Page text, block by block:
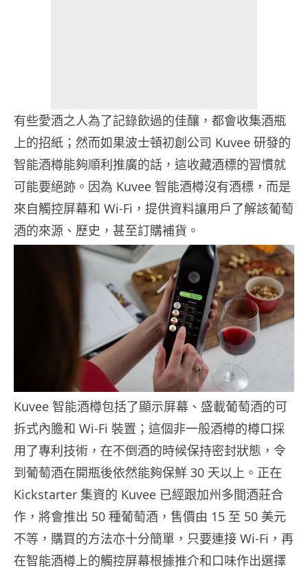
有些愛酒之人為了記錄飲過的佳釀，都會收集酒瓶
上的招紙；然而如果波士頓初創公司 Kuvee 研發的
智能酒樽能夠順利推廣的話，這收藏酒標的習慣就
可能要絕跡。因為 Kuvee 智能酒樽沒有酒標，而是
來自觸控屏幕和 Wi-Fi，提供資料讓用戶了解該葡萄
酒的來源、歷史，甚至訂購補貨。
Kuvee 智能酒樽包括了顯示屏幕、盛載葡萄酒的可
拆式內膽和 Wi-Fi 裝置；這個非一般酒樽的樽口採
用了專利技術，在不倒酒的時候保持密封狀態，令
到葡萄酒在開瓶後依然能夠保鮮 30 天以上。正在
Kickstarter 集資的 Kuvee 已經跟加州多間酒莊合
作，將會推出 50 種葡萄酒，售價由 15 至 50 美元
不等，購買的方法亦十分簡單，只要連接 Wi-Fi，再
在智能酒樽上的觸控屏幕根據推介和口味作出選擇